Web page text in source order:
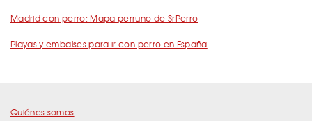
Madrid con perro: Mapa perruno de SrPerro
Playas y embalses para ir con perro en España
Quiénes somos